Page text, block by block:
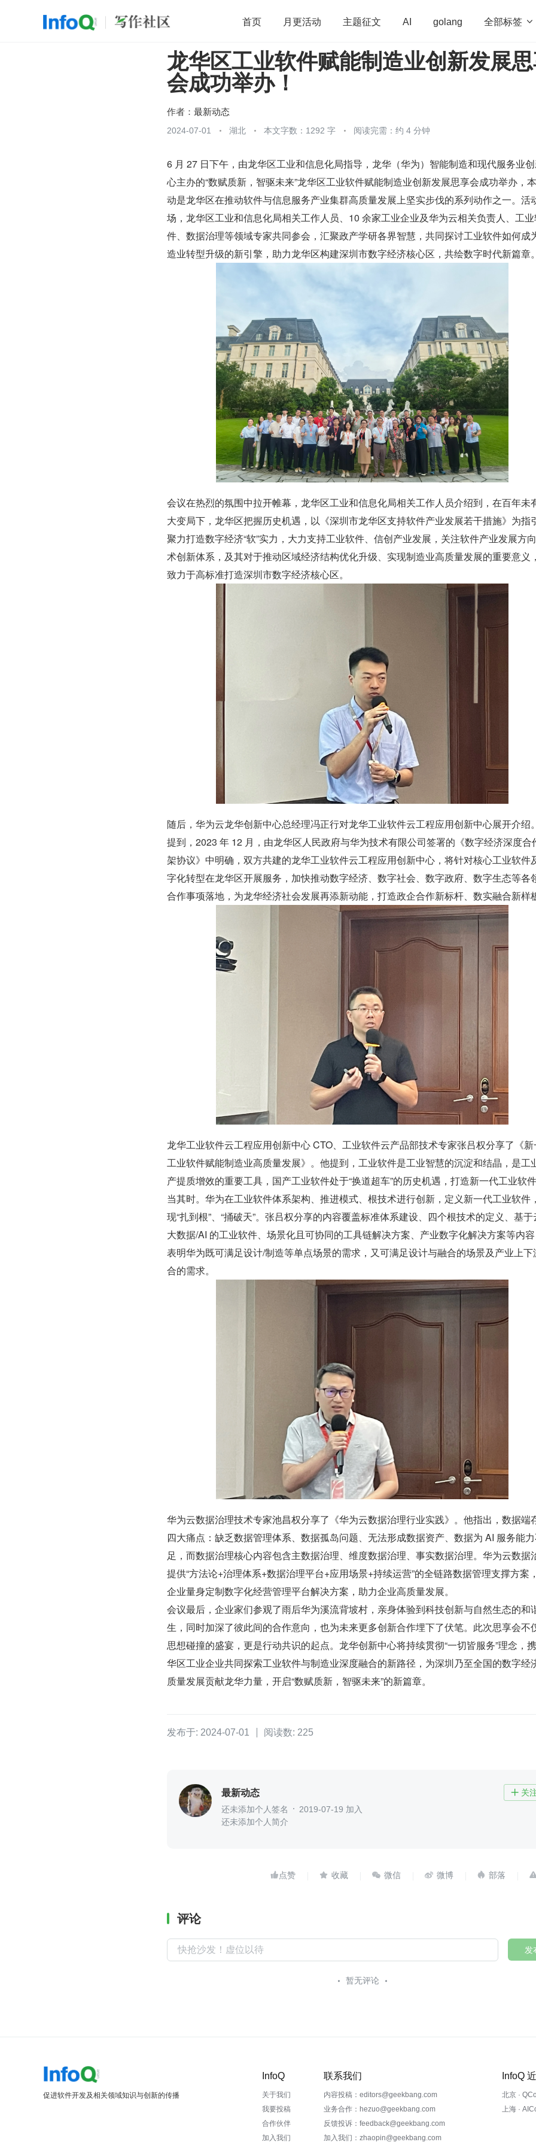
首页 月更活动 主题征文 AI golang 全部标签 
开源 架构 OpenHarmony 算法 学习方法 Web3.0 高
团队管理 程序员
龙华区工业软件赋能制造业创新发展
会成功举办！
作者： 最新动态
2024-07-01 湖北 本文字数：1292 字 阅读完需：约 4 分钟
6 月 27 日下午，由龙华区工业和信息化局指导，龙华（华为）智能制造和现代服务业
心主办的“数赋质新，智驱未来”龙华区工业软件赋能制造业创新发展思享会成功举办，
动是龙华区在推动软件与信息服务产业集群高质量发展上坚实步伐的系列动作之一。活
场，龙华区工业和信息化局相关工作人员、10 余家工业企业及华为云相关负责人、工
件、数据治理等领域专家共同参会，汇聚政产学研各界智慧，共同探讨工业软件如何成
造业转型升级的新引擎，助力龙华区构建深圳市数字经济核心区，共绘数字时代新篇章。
会议在热烈的氛围中拉开帷幕，龙华区工业和信息化局相关工作人员介绍到，在百年未
大变局下，龙华区把握历史机遇，以《深圳市龙华区支持软件产业发展若干措施》为指
聚力打造数字经济“软”实力，大力支持工业软件、信创产业发展，关注软件产业发展方
术创新体系，及其对于推动区域经济结构优化升级、实现制造业高质量发展的重要意义
致力于高标准打造深圳市数字经济核心区。
随后，华为云龙华创新中心总经理冯正行对龙华工业软件云工程应用创新中心展开介绍
提到，2023 年 12 月，由龙华区人民政府与华为技术有限公司签署的《数字经济深度合
架协议》中明确，双方共建的龙华工业软件云工程应用创新中心，将针对核心工业软件
字化转型在龙华区开展服务，加快推动数字经济、数字社会、数字政府、数字生态等各
合作事项落地，为龙华经济社会发展再添新动能，打造政企合作新标杆、数实融合新样
龙华工业软件云工程应用创新中心 CTO、工业软件云产品部技术专家张吕权分享了《
工业软件赋能制造业高质量发展》。他提到，工业软件是工业智慧的沉淀和结晶，是工
产提质增效的重要工具，国产工业软件处于“换道超车”的历史机遇，打造新一代工业软
当其时。华为在工业软件体系架构、推进模式、根技术进行创新，定义新一代工业软件
现“扎到根”、“捅破天”。张吕权分享的内容覆盖标准体系建设、四个根技术的定义、基于
大数据/AI 的工业软件、场景化且可协同的工具链解决方案、产业数字化解决方案等内
表明华为既可满足设计/制造等单点场景的需求，又可满足设计与融合的场景及产业上下
合的需求。
华为云数据治理技术专家池昌权分享了《华为云数据治理行业实践》。他指出，数据端
四大痛点：缺乏数据管理体系、数据孤岛问题、无法形成数据资产、数据为 AI 服务能
足，而数据治理核心内容包含主数据治理、维度数据治理、事实数据治理。华为云数据
提供“方法论+治理体系+数据治理平台+应用场景+持续运营”的全链路数据管理支撑方案
企业量身定制数字化经营管理平台解决方案，助力企业高质量发展。
会议最后，企业家们参观了雨后华为溪流背坡村，亲身体验到科技创新与自然生态的和
生，同时加深了彼此间的合作意向，也为未来更多创新合作埋下了伏笔。此次思享会不
思想碰撞的盛宴，更是行动共识的起点。龙华创新中心将持续贯彻“一切皆服务”理念，
华区工业企业共同探索工业软件与制造业深度融合的新路径，为深圳乃至全国的数字经
质量发展贡献龙华力量，开启“数赋质新，智驱未来”的新篇章。
发布于: 2024-07-01 阅读数: 225
最新动态  关
还未添加个人签名
2019-07-19 加入
还未添加个人简介
    
评论
发
暂无评论
促进软件开发及相关领域知识与创新的传播
InfoQ
关于我们
我要投稿
合作伙伴
加入我们
联系我们
内容投稿：editors@geekbang.com
业务合作：hezuo@geekbang.com
反馈投诉：feedback@geekbang.com
加入我们：zhaopin@geekbang.com
InfoQ
北京 ·
上海 ·